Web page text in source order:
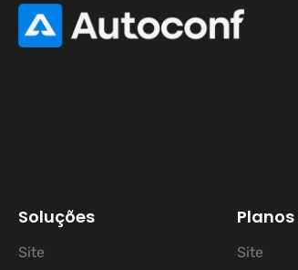
Soluções
Site
Planos
Site